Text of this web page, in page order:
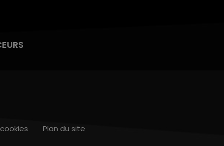
Plan du site